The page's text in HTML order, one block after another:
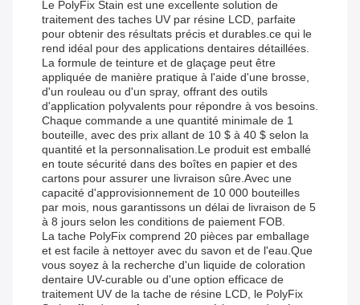
Le PolyFix Stain est une excellente solution de
traitement des taches UV par résine LCD, parfaite
pour obtenir des résultats précis et durables.ce qui le
rend idéal pour des applications dentaires détaillées.
La formule de teinture et de glaçage peut être
appliquée de manière pratique à l'aide d'une brosse,
d'un rouleau ou d'un spray, offrant des outils
d'application polyvalents pour répondre à vos besoins.
Chaque commande a une quantité minimale de 1
bouteille, avec des prix allant de 10 $ à 40 $ selon la
quantité et la personnalisation.Le produit est emballé
en toute sécurité dans des boîtes en papier et des
cartons pour assurer une livraison sûre.Avec une
capacité d'approvisionnement de 10 000 bouteilles
par mois, nous garantissons un délai de livraison de 5
à 8 jours selon les conditions de paiement FOB.
La tache PolyFix comprend 20 pièces par emballage
et est facile à nettoyer avec du savon et de l'eau.Que
vous soyez à la recherche d'un liquide de coloration
dentaire UV-curable ou d'une option efficace de
traitement UV de la tache de résine LCD, le PolyFix